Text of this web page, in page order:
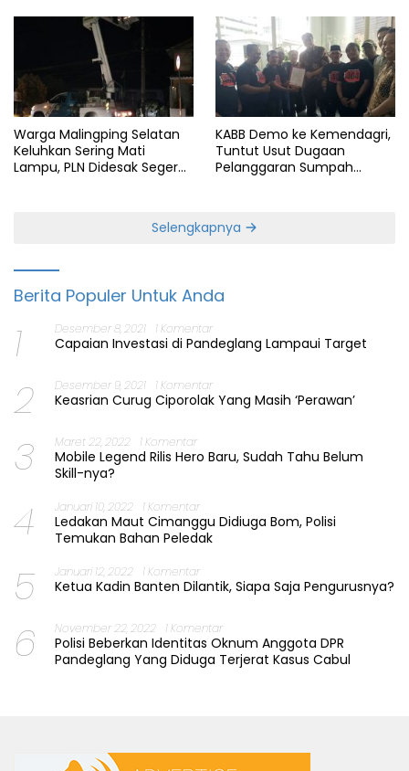
Warga Malingping Selatan
Keluhkan Sering Mati
Lampu, PLN Didesak Segera
KABB Demo ke Kemendagri,
Tuntut Usut Dugaan
Pelanggaran Sumpah
Selengkapnya
Berita Populer Untuk Anda
1 Desember 8, 2021 1 Komentar
Capaian Investasi di Pandeglang Lampaui Target
2 Desember 9, 2021 1 Komentar
Keasrian Curug Ciporolak Yang Masih ‘Perawan’
3 Maret 22, 2022 1 Komentar
Mobile Legend Rilis Hero Baru, Sudah Tahu Belum
Skill-nya?
4 Januari 10, 2022 1 Komentar
Ledakan Maut Cimanggu Didiuga Bom, Polisi
Temukan Bahan Peledak
5 Januari 12, 2022 1 Komentar
Ketua Kadin Banten Dilantik, Siapa Saja Pengurusnya?
6 November 22, 2022 1 Komentar
Polisi Beberkan Identitas Oknum Anggota DPR
Pandeglang Yang Diduga Terjerat Kasus Cabul